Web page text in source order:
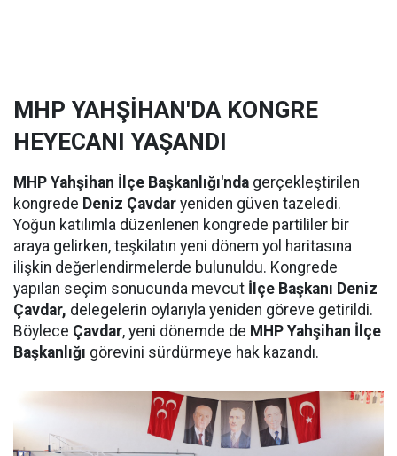
MHP YAHŞİHAN'DA KONGRE
HEYECANI YAŞANDI
MHP Yahşihan İlçe Başkanlığı'nda gerçekleştirilen
kongrede Deniz Çavdar yeniden güven tazeledi.
Yoğun katılımla düzenlenen kongrede partililer bir
araya gelirken, teşkilatın yeni dönem yol haritasına
ilişkin değerlendirmelerde bulunuldu. Kongrede
yapılan seçim sonucunda mevcut İlçe Başkanı Deniz
Çavdar, delegelerin oylarıyla yeniden göreve getirildi.
Böylece Çavdar, yeni dönemde de MHP Yahşihan İlçe
Başkanlığı görevini sürdürmeye hak kazandı.